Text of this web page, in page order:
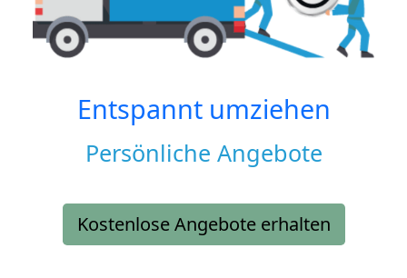
Entspannt umziehen
Persönliche Angebote
Kostenlose Angebote erhalten